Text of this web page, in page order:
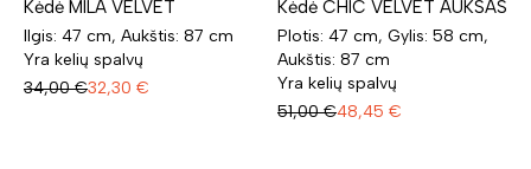
Kėdė MILA VELVET
Ilgis: 47 cm, Aukštis: 87 cm
Yra kelių spalvų
34,00 €32,30 €
Kėdė CHIC VELVET AUKSAS
Plotis: 47 cm, Gylis: 58 cm,
Aukštis: 87 cm
Yra kelių spalvų
51,00 €48,45 €